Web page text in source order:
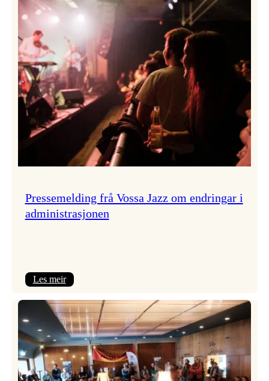
søkjer
Pressemelding frå Vossa Jazz om endringar i
administrasjonen
Les meir:
frå
Vossa
Jazz
om
endringar